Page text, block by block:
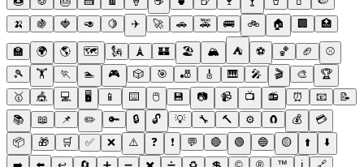
🍌
🍇 🍓 🥑 🍋 ✈️ 🚀 🚗 🚕 🚌 🚲 🏠 🏢 🏥
🏫 🌍 🌎 🗺️ 🗽 🗼 🏰 🏖️ 🏔️ ⛺ ⚽ 🏀 🏈
⚾
🎾
🏋️ 🏃 🏊 🎮 🎲 🎯 🎳 🎸 🎹 🎤 🎬 🎨
🏆
🥇
🎪 💻 🖥️ 📱 ⌨️ 🖱️ 💾 📷 📹 📺 📻 ⏰ 📧
📝
📚
📖 📌 ✏️ 🔑 🔒 🔓 💡 🔧 🔨 ⚙️ 🧲 💰
💳
📦
🎁 🛒 ✅ ❌ ⚠️ ❓ ❗ 💬 🔴 🟢 🔵 🟡 ⬆️
⬇️